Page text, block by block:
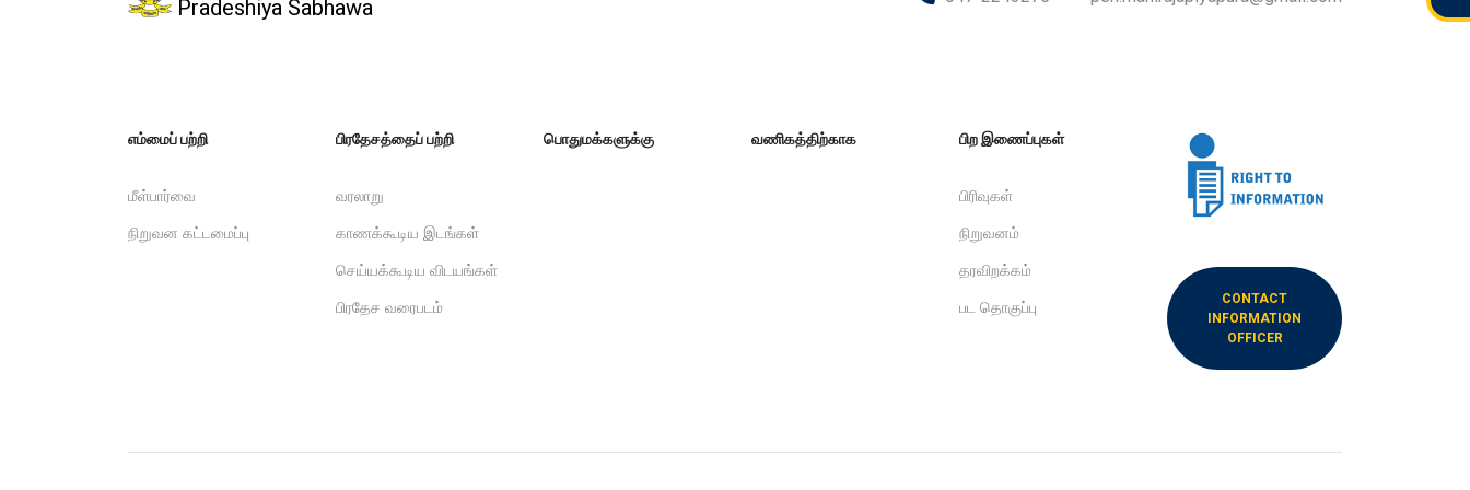
Pradeshiya Sabhawa
எம்மைப் பற்றி
மீள்பார்வை
நிறுவன கட்டமைப்பு
பிரதேசத்தைப் பற்றி
வரலாறு
காணக்கூடிய இடங்கள்
செய்யக்கூடிய விடயங்கள்
பிரதேச வரைபடம்
பொதுமக்களுக்கு வணிகத்திற்காக பிற இணைப்புகள்
பிரிவுகள்
நிறுவனம்
தரவிறக்கம்
பட தொகுப்பு
CONTACT
INFORMATION
OFFICER